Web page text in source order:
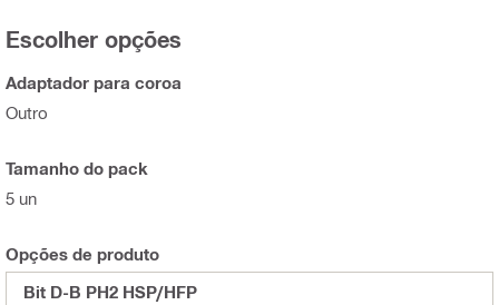
Escolher opções
Adaptador para coroa
Outro
Tamanho do pack
5 un
Opções de produto
Bit D-B PH2 HSP/HFP